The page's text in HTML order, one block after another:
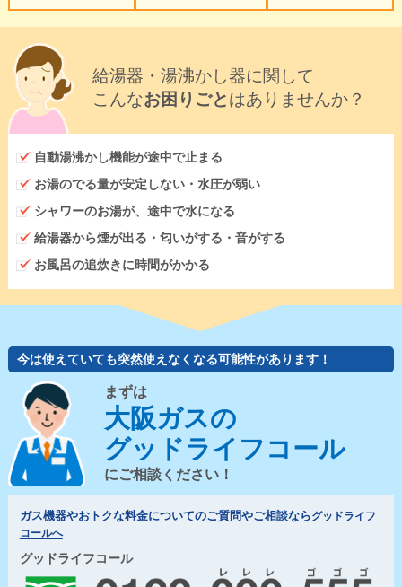
給湯器・湯沸かし器に関して
こんなお困りごとはありませんか？
自動湯沸かし機能が途中で止まる
お湯のでる量が安定しない・水圧が弱い
シャワーのお湯が、途中で水になる
給湯器から煙が出る・匂いがする・音がする
お風呂の追炊きに時間がかかる
今は使えていても突然使えなくなる可能性があります！
まずは
大阪ガスの
グッドライフコール
にご相談ください！
ガス機器やおトクな料金についてのご質問やご相談ならグッドライフ
コールへ
グッドライフコール